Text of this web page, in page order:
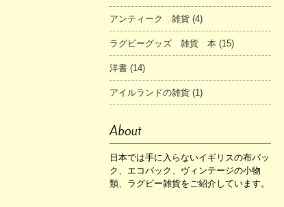
アンティーク 雑貨 (4)
ラグビーグッズ 雑貨 本 (15)
洋書 (14)
アイルランドの雑貨 (1)
About
日本では手に入らないイギリスの布バッ
ク、エコバック、ヴィンテージの小物
類、ラグビー雑貨をご紹介しています。